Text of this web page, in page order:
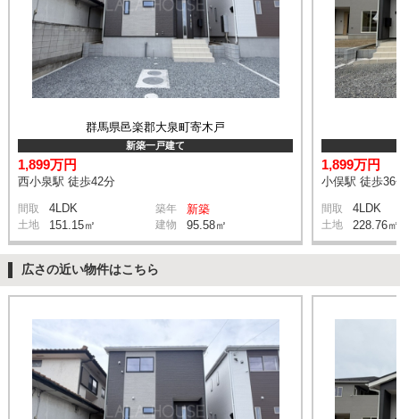
群馬県邑楽郡大泉町寄木戸
新築一戸建て
1,899万円
西小泉駅 徒歩42分
間取 4LDK 築年 新築
土地 151.15㎡ 建物 95.58㎡
1,899万円
小俣駅 徒歩36
間取 4LDK
土地 228.76㎡
広さの近い物件はこちら